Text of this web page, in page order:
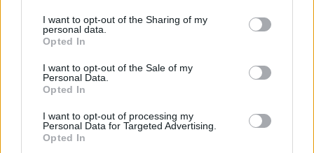
not limited to your visit or usage behaviour. You may click to
grant or deny consent to Google and its third-party tags to
use your data for below specified purposes in below Google
consent section.
I want to opt-out of the Sharing of my
personal data.
Opted In
I want to opt-out of the Sale of my
Personal Data.
Opted In
I want to opt-out of processing my
Personal Data for Targeted Advertising.
Opted In
RÁKKELTŐ